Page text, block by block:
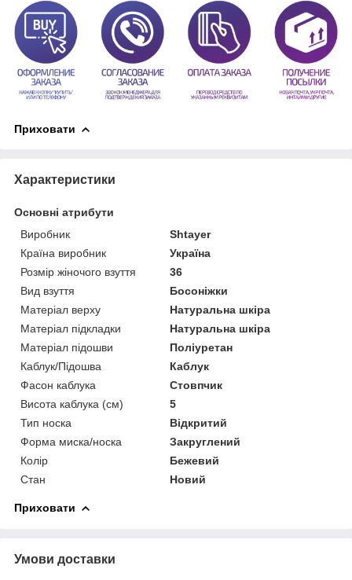
Приховати
Характеристики
Основні атрибути
Виробник
Shtayer
Країна виробник
Україна
Розмір жіночого взуття
36
Вид взуття
Босоніжки
Матеріал верху
Натуральна шкіра
Матеріал підкладки
Натуральна шкіра
Матеріал підошви
Поліуретан
Каблук/Підошва
Каблук
Фасон каблука
Стовпчик
Висота каблука (см)
5
Тип носка
Відкритий
Форма миска/носка
Закруглений
Колір
Бежевий
Стан
Новий
Приховати
Умови доставки